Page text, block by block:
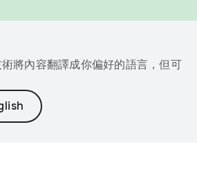
將內容翻譯成你偏好的語言，但可